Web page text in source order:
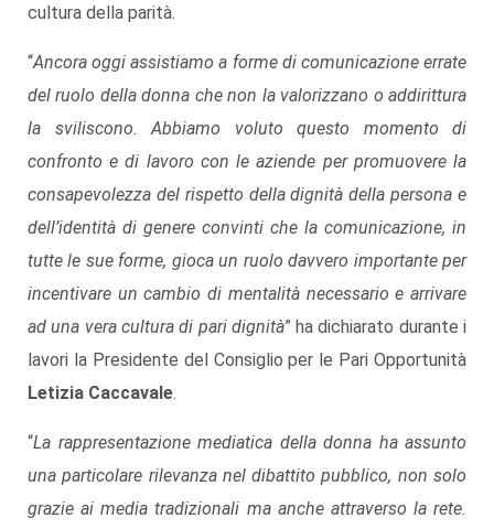
cultura della parità.
“Ancora oggi assistiamo a forme di comunicazione errate
del ruolo della donna che non la valorizzano o addirittura
la sviliscono. Abbiamo voluto questo momento di
confronto e di lavoro con le aziende per promuovere la
consapevolezza del rispetto della dignità della persona e
dell’identità di genere convinti che la comunicazione, in
tutte le sue forme, gioca un ruolo davvero importante per
incentivare un cambio di mentalità necessario e arrivare
ad una vera cultura di pari dignità” ha dichiarato durante i
lavori la Presidente del Consiglio per le Pari Opportunità
Letizia Caccavale.
“La rappresentazione mediatica della donna ha assunto
una particolare rilevanza nel dibattito pubblico, non solo
grazie ai media tradizionali ma anche attraverso la rete.